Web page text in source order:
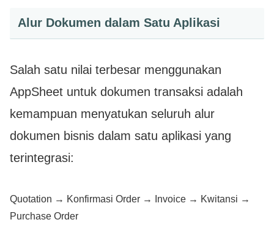
Alur Dokumen dalam Satu Aplikasi
Salah satu nilai terbesar menggunakan
AppSheet untuk dokumen transaksi adalah
kemampuan menyatukan seluruh alur
dokumen bisnis dalam satu aplikasi yang
terintegrasi:
Quotation → Konfirmasi Order → Invoice → Kwitansi →
Purchase Order